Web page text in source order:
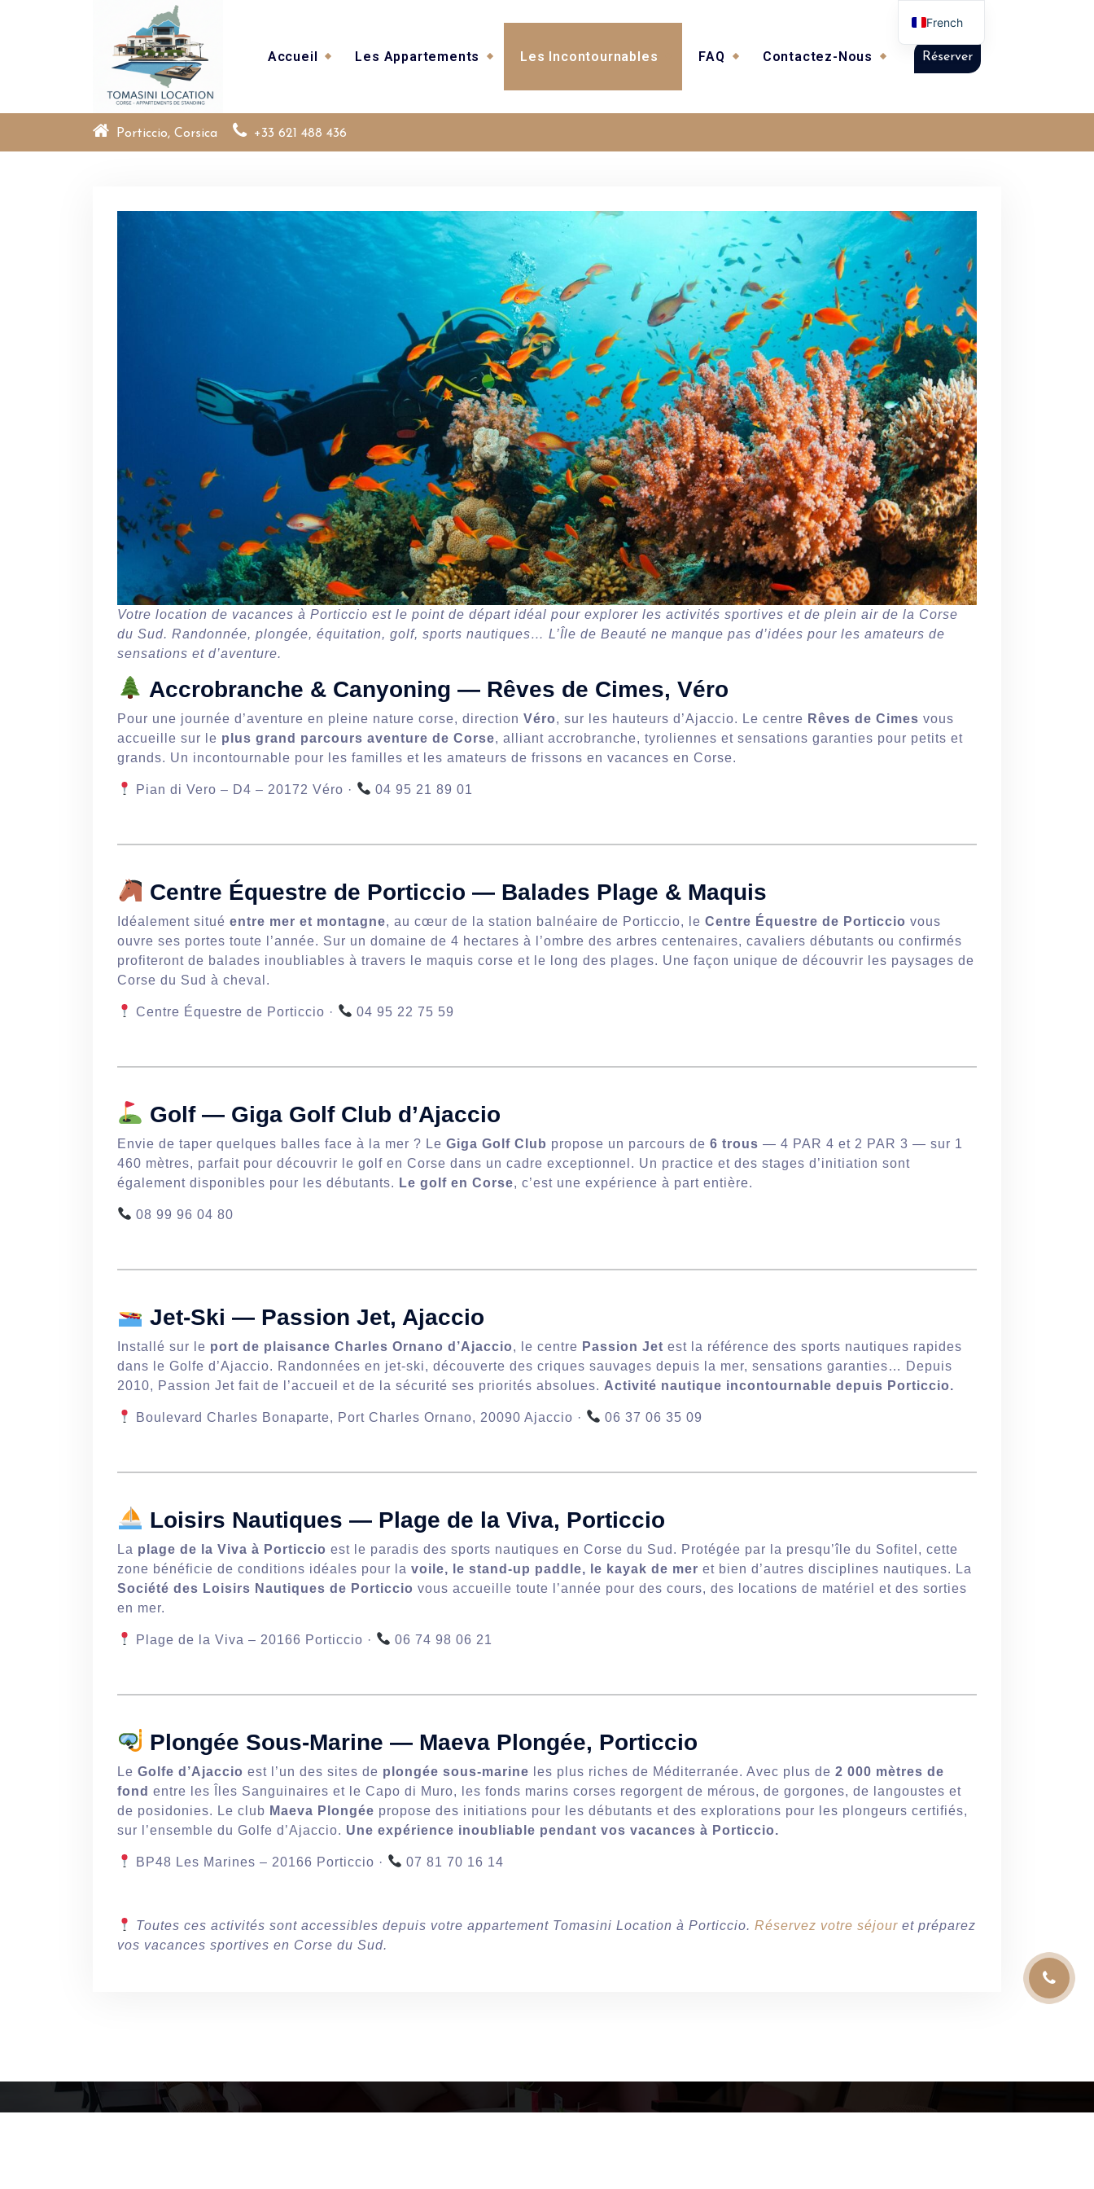
Accueil Les Appartements Les Incontournables FAQ Contactez-Nous Réserver
Porticcio, Corsica +33 621 488 436
Votre location de vacances à Porticcio est le point de départ idéal pour explorer les activités sportives et de plein air de la Corse
du Sud. Randonnée, plongée, équitation, golf, sports nautiques… L’Île de Beauté ne manque pas d’idées pour les amateurs de
sensations et d’aventure.
Accrobranche & Canyoning — Rêves de Cimes, Véro
Pour une journée d’aventure en pleine nature corse, direction Véro, sur les hauteurs d’Ajaccio. Le centre Rêves de Cimes vous
accueille sur le plus grand parcours aventure de Corse, alliant accrobranche, tyroliennes et sensations garanties pour petits et
grands. Un incontournable pour les familles et les amateurs de frissons en vacances en Corse.
Pian di Vero – D4 – 20172 Véro · 04 95 21 89 01
Centre Équestre de Porticcio — Balades Plage & Maquis
Idéalement situé entre mer et montagne, au cœur de la station balnéaire de Porticcio, le Centre Équestre de Porticcio vous
ouvre ses portes toute l’année. Sur un domaine de 4 hectares à l’ombre des arbres centenaires, cavaliers débutants ou confirmés
profiteront de balades inoubliables à travers le maquis corse et le long des plages. Une façon unique de découvrir les paysages de
Corse du Sud à cheval.
Centre Équestre de Porticcio · 04 95 22 75 59
Golf — Giga Golf Club d’Ajaccio
Envie de taper quelques balles face à la mer ? Le Giga Golf Club propose un parcours de 6 trous — 4 PAR 4 et 2 PAR 3 — sur 1
460 mètres, parfait pour découvrir le golf en Corse dans un cadre exceptionnel. Un practice et des stages d’initiation sont
également disponibles pour les débutants. Le golf en Corse, c’est une expérience à part entière.
08 99 96 04 80
Jet-Ski — Passion Jet, Ajaccio
Installé sur le port de plaisance Charles Ornano d’Ajaccio, le centre Passion Jet est la référence des sports nautiques rapides
dans le Golfe d’Ajaccio. Randonnées en jet-ski, découverte des criques sauvages depuis la mer, sensations garanties… Depuis
2010, Passion Jet fait de l’accueil et de la sécurité ses priorités absolues. Activité nautique incontournable depuis Porticcio.
Boulevard Charles Bonaparte, Port Charles Ornano, 20090 Ajaccio · 06 37 06 35 09
Loisirs Nautiques — Plage de la Viva, Porticcio
La plage de la Viva à Porticcio est le paradis des sports nautiques en Corse du Sud. Protégée par la presqu’île du Sofitel, cette
zone bénéficie de conditions idéales pour la voile, le stand-up paddle, le kayak de mer et bien d’autres disciplines nautiques. La
Société des Loisirs Nautiques de Porticcio vous accueille toute l’année pour des cours, des locations de matériel et des sorties
en mer.
Plage de la Viva – 20166 Porticcio · 06 74 98 06 21
Plongée Sous-Marine — Maeva Plongée, Porticcio
Le Golfe d’Ajaccio est l’un des sites de plongée sous-marine les plus riches de Méditerranée. Avec plus de 2 000 mètres de
fond entre les Îles Sanguinaires et le Capo di Muro, les fonds marins corses regorgent de mérous, de gorgones, de langoustes et
de posidonies. Le club Maeva Plongée propose des initiations pour les débutants et des explorations pour les plongeurs certifiés,
sur l’ensemble du Golfe d’Ajaccio. Une expérience inoubliable pendant vos vacances à Porticcio.
BP48 Les Marines – 20166 Porticcio · 07 81 70 16 14
Toutes ces activités sont accessibles depuis votre appartement Tomasini Location à Porticcio.Réservez votre séjour et préparez
vos vacances sportives en Corse du Sud.
French